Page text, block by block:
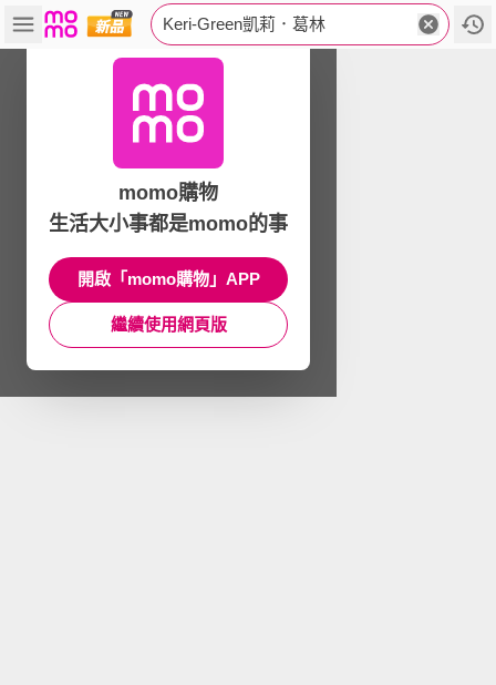
Keri-Green凱莉．葛林
momo購物
生活大小事都是momo的事
開啟「momo購物」APP
繼續使用網頁版